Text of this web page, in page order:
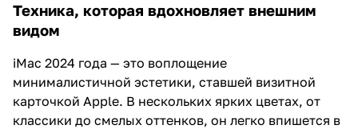
Техника, которая вдохновляет внешним
видом
iMac 2024 года — это воплощение
минималистичной эстетики, ставшей визитной
карточкой Apple. В нескольких ярких цветах, от
классики до смелых оттенков, он легко впишется в